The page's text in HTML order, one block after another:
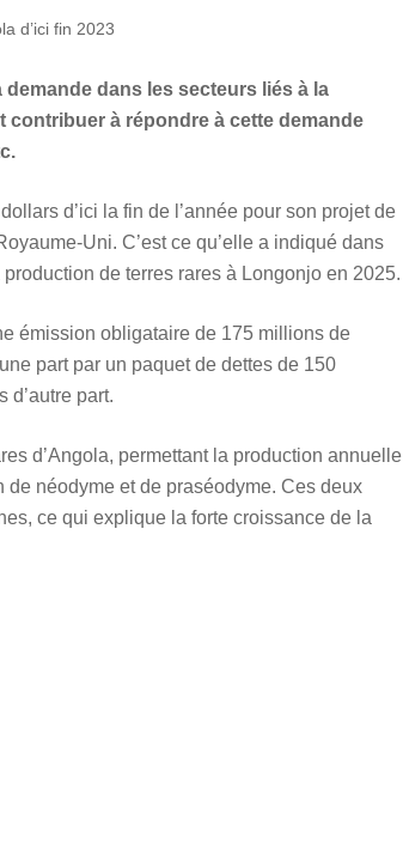
d’ici fin 2023
demande dans les secteurs liés à la
contribuer à répondre à cette demande
d’ici la fin de l’année pour son projet de
Uni. C’est ce qu’elle a indiqué dans
de terres rares à Longonjo en 2025.
émission obligataire de 175 millions de
part par un paquet de dettes de 150
part.
d’Angola, permettant la production annuelle
de néodyme et de praséodyme. Ces deux
ce qui explique la forte croissance de la